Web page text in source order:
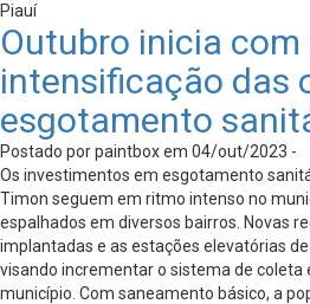
Piauí
Outubro inicia com
intensificação das
esgotamento
Postado por paintbox em 04/out/2023 -
Os investimentos em esgotamento
Timon seguem em ritmo intenso no
espalhados em diversos bairros. Novas
implantadas e as estações elevatórias
visando incrementar o sistema de
município. Com saneamento básico, a